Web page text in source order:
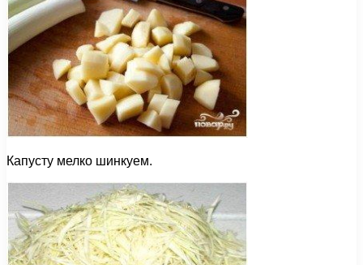
Капусту мелко шинкуем.